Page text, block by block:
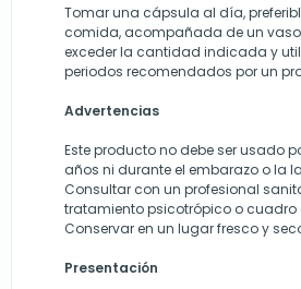
Tomar una cápsula al día,
comida, acompañada de un
exceder la cantidad indicada y
periodos recomendados por un
Advertencias
Este producto no debe ser usado
años ni durante el embarazo o la
Consultar con un profesional
tratamiento psicotrópico o cuadro
Conservar en un lugar fresco y
Presentación